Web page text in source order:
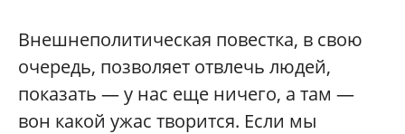
Внешнеполитическая повестка, в свою
очередь, позволяет отвлечь людей,
показать — у нас еще ничего, а там —
вон какой ужас творится. Если мы